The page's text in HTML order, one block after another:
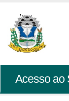
Acesso ao